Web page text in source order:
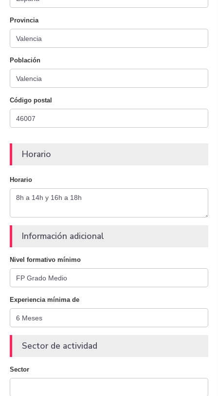
Provincia
Población
Código postal
Horario
Horario
Información adicional
Nivel formativo mínimo
Experiencia mínima de
Sector de actividad
Sector